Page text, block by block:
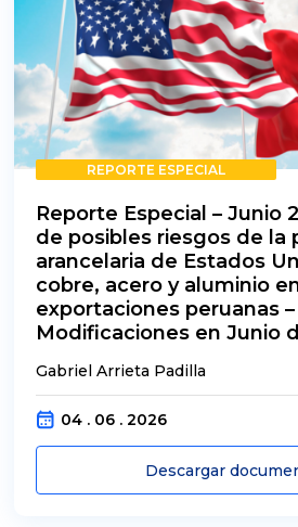
REPORTE ESPECIAL
Reporte Especial – Junio
de posibles riesgos de la
arancelaria de Estados
cobre, acero y aluminio
exportaciones peruanas –
Modificaciones en Junio
Gabriel Arrieta Padilla
04 . 06 . 2026
Descargar